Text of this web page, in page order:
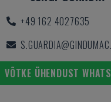
+49 162 4027635
VÕTKE ÜHENDUST